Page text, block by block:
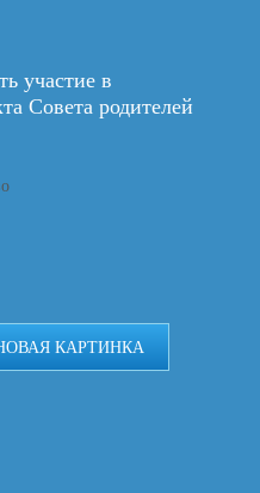
участие в
Совета родителей
КАРТИНКА